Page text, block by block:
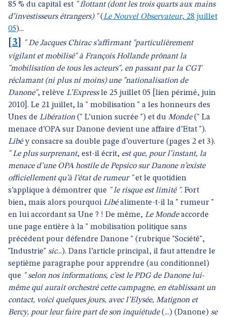
85 % du capital est " flottant (dont les trois quarts aux mains
d’investisseurs étrangers) "(Le Nouvel Observateur, 28 juillet
05)...
3
" De Jacques Chirac s’affirmant "particulièrement
vigilant et mobilisé" à François Hollande prônant la
"mobilisation de tous les acteurs", en passant par la CGT
réclamant (ni plus ni moins) une "nationalisation de
Danone", relève L’Expressle 25 juillet 05 [lien périmé, juin
2010]. Le 21 juillet, la " mobilisation " a les honneurs des
Unes de Libération (" L’union sucrée ") et du Monde(" La
menace d’OPA sur Danone devient une affaire d’Etat ").
Libéy consacre sa double page d’ouverture (pages 2 et 3).
" Le plus surprenant, est-il écrit, est que, pour l’instant, la
menace d’une OPA hostile de Pepsico sur Danone n’existe
officiellement qu’à l’état de rumeur "et le quotidien
s’applique à démontrer que " le risque est limité ". Fort
bien, mais alors pourquoi Libéalimente-t-il la " rumeur "
en lui accordant sa Une ? ! De même, Le Mondeaccorde
une page entière à la " mobilisation politique sans
précédent pour défendre Danone " (rubrique "Société",
"Industrie" sic...). Dans l’article principal, il faut attendre le
septième paragraphe pour apprendre (au conditionnel)
que " selon nos informations, c’est le PDG de Danone lui-
même qui aurait orchestré cette campagne, en établissant un
contact, voici quelques jours, avec l’Elysée, Matignon et
Bercy, pour leur faire part de son inquiétude(...) (Danone) se